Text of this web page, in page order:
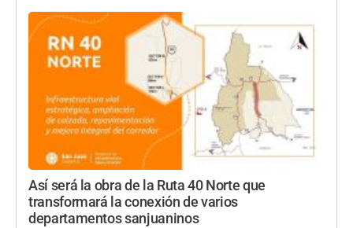
Así será la obra de la Ruta 40 Norte que
transformará la conexión de varios
departamentos sanjuaninos